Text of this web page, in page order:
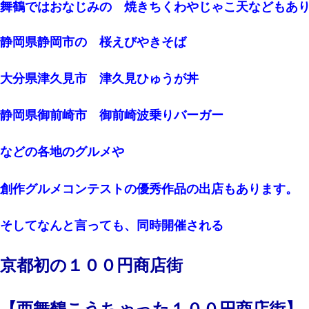
舞鶴ではおなじみの 焼きちくわやじゃこ天などもあ
静岡県静岡市の 桜えびやきそば
大分県津久見市 津久見ひゅうが丼
静岡県御前崎市 御前崎波乗りバーガー
などの各地のグルメや
創作グルメコンテストの優秀作品の出店もあります。
そしてなんと言っても、同時開催される
京都初の１００円商店街